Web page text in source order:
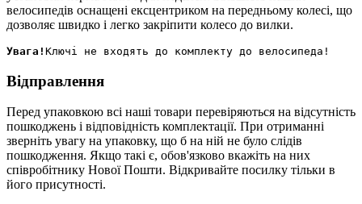
велосипедів оснащені ексцентриком на передньому колесі, що
дозволяє швидко і легко закріпити колесо до вилки.
Увага!
Відправлення
Перед упаковкою всі наші товари перевіряються на відсутність
пошкоджень і відповідність комплектації. При отриманні
зверніть увагу на упаковку, що б на ній не було слідів
пошкодження. Якщо такі є, обов'язково вкажіть на них
співробітнику Нової Пошти. Відкривайте посилку тільки в
його присутності.